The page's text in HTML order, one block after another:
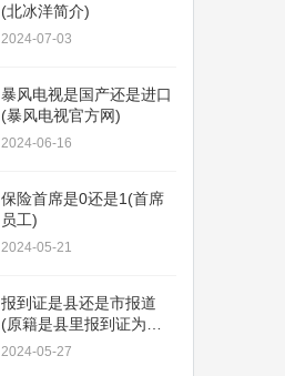
(北冰洋简介)
2024-07-03
暴风电视是国产还是进口
(暴风电视官方网)
2024-06-16
保险首席是0还是1(首席
员工)
2024-05-21
报到证是县还是市报道
(原籍是县里报到证为啥
是市里)
2024-05-27